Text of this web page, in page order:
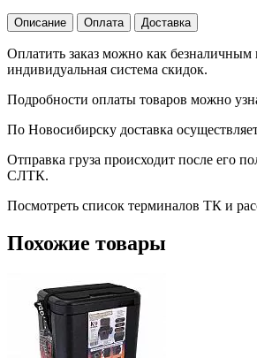
Описание Оплата Доставка
Оплатить заказ можно как безналичным
индивидуальная система скидок.
Подробности оплаты товаров можно
По Новосибирску доставка
Отправка груза происходит после его
СЛТК.
Посмотреть список терминалов ТК и
Похожие товары